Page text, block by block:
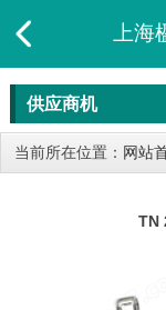
上
供应商机
当前所在位置： 网站
TN